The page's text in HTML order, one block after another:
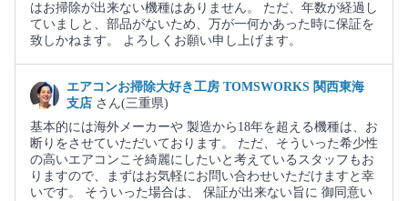
はお掃除が出来ない機種はありません。 ただ、年数が経過し
ていましと、部品がないため、万が一何かあった時に保証を
致しかねます。 よろしくお願い申し上げます。
エアコンお掃除大好き工房 TOMSWORKS 関西東海
支店 さん(三重県)
基本的には海外メーカーや 製造から18年を超える機種は、お
断りをさせていただいております。 ただ、そういった希少性
の高いエアコンこそ綺麗にしたいと考えているスタッフもお
りますので、まずはお気軽にお問い合わせいただけますと幸
いです。 そういった場合は、 保証が出来ない旨に 御同意い